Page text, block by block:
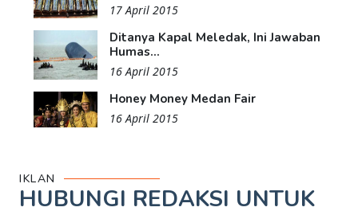
17 April 2015
Ditanya Kapal Meledak, Ini Jawaban
Humas...
16 April 2015
Honey Money Medan Fair
16 April 2015
IKLAN
HUBUNGI REDAKSI UNTUK